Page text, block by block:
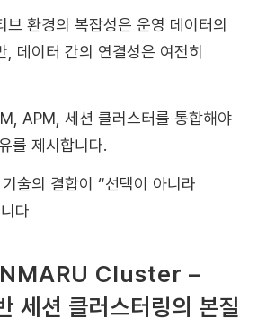
브 환경의 복잡성은 운영 데이터의
, 데이터 간의 연결성은 여전히
APM, 세션 클러스터를 통합해야
를 제시합니다.
술의 결합이 “선택이 아니라
다
Cluster –
세션 클러스터링의 본질